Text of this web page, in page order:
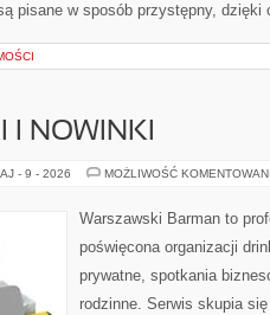
pisane w sposób przystępny,
I NOWINKI
- 9 - 2026 MOŻLIWOŚĆ
Warszawski Barman to
poświęcona organizacji
prywatne, spotkania
rodzinne. Serwis skupia